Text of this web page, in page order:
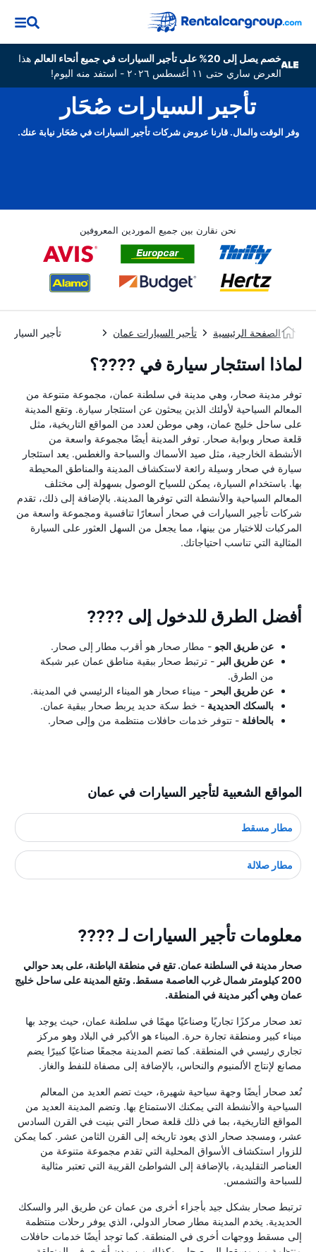
خصم يصل إلى 20% على تأجير السيارات في جميع أنحاء العالم
هذا
العرض ساري حتى ١١ أغسطس ٢٠٢٦ - استفد منه اليوم!
تأجير السيارات صُحَار
وفر الوقت والمال. قارنا عروض شركات تأجير السيارات في صُحَار نيابة عنك.
نحن نقارن بين جميع الموردين المعروفين
الصفحة الرئيسية تأجير السيارات عمان تأجير
لماذا استئجار سيارة في ????؟
توفر مدينة صحار، وهي مدينة في سلطنة عمان، مجموعة متنوعة من
المعالم السياحية لأولئك الذين يبحثون عن استئجار سيارة. وتقع المدينة
على ساحل خليج عمان، وهي موطن لعدد من المواقع التاريخية، مثل
قلعة صحار وبوابة صحار. توفر المدينة أيضًا مجموعة واسعة من
الأنشطة الخارجية، مثل صيد الأسماك والسباحة والغطس. يعد استئجار
سيارة في صحار وسيلة رائعة لاستكشاف المدينة والمناطق المحيطة
بها. باستخدام السيارة، يمكن للسياح الوصول بسهولة إلى مختلف
المعالم السياحية والأنشطة التي توفرها المدينة. بالإضافة إلى ذلك، تقدم
شركات تأجير السيارات في صحار أسعارًا تنافسية ومجموعة واسعة من
المركبات للاختيار من بينها، مما يجعل من السهل العثور على السيارة
المثالية التي تناسب احتياجاتك.
أفضل الطرق للدخول إلى ????
عن طريق الجو - مطار صحار هو أقرب مطار إلى صحار.
عن طريق البر - ترتبط صحار ببقية مناطق عمان عبر شبكة
من الطرق.
عن طريق البحر - ميناء صحار هو الميناء الرئيسي في المدينة.
بالسكك الحديدية - خط سكة حديد يربط صحار ببقية عمان.
بالحافلة - تتوفر خدمات حافلات منتظمة من وإلى صحار.
المواقع الشعبية لتأجير السيارات في عمان
مطار مسقط
مطار صلالة
معلومات تأجير السيارات لـ ????
صحار مدينة في السلطنة عمان. تقع في منطقة الباطنة، على بعد حوالي
200 كيلومتر شمال غرب العاصمة مسقط. وتقع المدينة على ساحل خليج
عمان وهي أكبر مدينة في المنطقة.
تعد صحار مركزًا تجاريًا وصناعيًا مهمًا في سلطنة عمان، حيث يوجد بها
ميناء كبير ومنطقة تجارة حرة. الميناء هو الأكبر في البلاد وهو مركز
تجاري رئيسي في المنطقة. كما تضم ​​المدينة مجمعًا صناعيًا كبيرًا يضم
مصانع لإنتاج الألمنيوم والنحاس، بالإضافة إلى مصفاة للنفط والغاز.
تُعد صحار أيضًا وجهة سياحية شهيرة، حيث تضم العديد من المعالم
السياحية والأنشطة التي يمكنك الاستمتاع بها. وتضم المدينة العديد من
المواقع التاريخية، بما في ذلك قلعة صحار التي بنيت في القرن السادس
عشر، ومسجد صحار الذي يعود تاريخه إلى القرن الثامن عشر. كما يمكن
للزوار استكشاف الأسواق المحلية التي تقدم مجموعة متنوعة من
العناصر التقليدية، بالإضافة إلى الشواطئ القريبة التي تعتبر مثالية
للسباحة والتشمس.
ترتبط صحار بشكل جيد بأجزاء أخرى من عمان عن طريق البر والسكك
الحديدية. يخدم المدينة مطار صحار الدولي، الذي يوفر رحلات منتظمة
إلى مسقط ووجهات أخرى في المنطقة. كما توجد أيضًا خدمات حافلات